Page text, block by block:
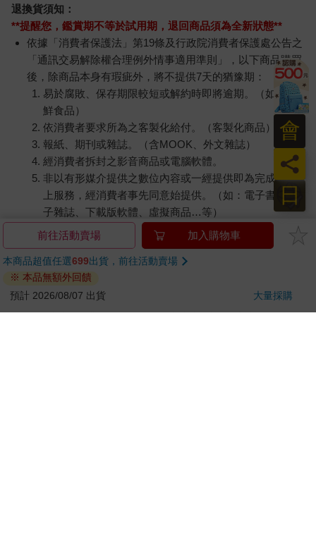
退換貨須知：
**提醒您，鑑賞期不等於試用期，退回商品須為全新狀態**
依據「消費者保護法」第19條及行政院消費者保護處公告之
「通訊交易解除權合理例外情事適用準則」，以下商品購買
後，除商品本身有瑕疵外，將不提供7天的猶豫期：
易於腐敗、保存期限較短或解約時即將逾期。（如：生
鮮食品）
依消費者要求所為之客製化給付。（客製化商品）
報紙、期刊或雜誌。（含MOOK、外文雜誌）
經消費者拆封之影音商品或電腦軟體。
非以有形媒介提供之數位內容或一經提供即為完成之線
上服務，經消費者事先同意始提供。（如：電子書、電
子雜誌、下載版軟體、虛擬商品…等）
已拆封之個人衛生用品。（如：內衣褲、刮鬍刀、除毛
刀…等）
若非上列種類商品，均享有到貨7天的猶豫期（含例假
日）。
辦理退換貨時，商品（組合商品恕無法接受單獨退貨）必須
是您收到商品時的原始狀態（包含商品本體、配件、贈品、
日
員
會